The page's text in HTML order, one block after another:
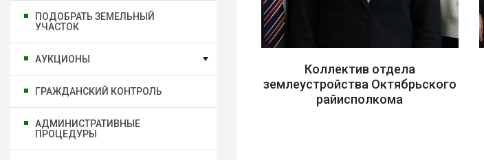
ПОДОБРАТЬ ЗЕМЕЛЬНЫЙ
УЧАСТОК
АУКЦИОНЫ
ГРАЖДАНСКИЙ КОНТРОЛЬ
АДМИНИСТРАТИВНЫЕ
ПРОЦЕДУРЫ
Коллектив отдела
землеустройства Октябрьского
райисполкома